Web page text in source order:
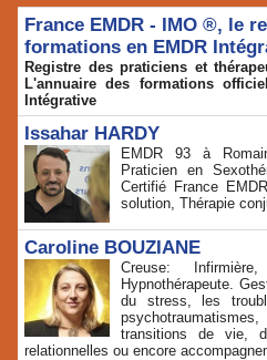
France EMDR - IMO ®, le
formations en EMDR
Registre des praticiens et
L'annuaire des formations
Intégrative
Issahar HARDY
EMDR 93 à
Praticien en
Certifié France
solution, Thérapie
Caroline BOUZIANE
Creuse:
Hypnothérapeute.
du stress, les
transitions de vie,
relationnelles ou encore